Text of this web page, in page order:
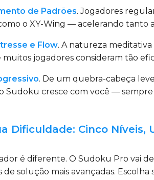
de Padrões. Jogadores
o XY-Wing — acelerando
e Flow. A natureza
jogadores consideram tão
. De um quebra-cabeça
Sudoku cresce com você —
Dificuldade: Cinco Níveis,
é diferente. O Sudoku Pro vai
de solução mais avançadas.